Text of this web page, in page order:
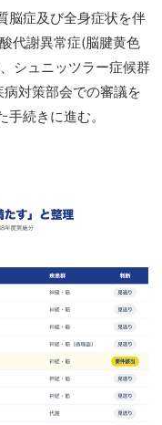
脳症及び全身症状を伴
代謝異常症(脳腱黄色
シュニッツラー症候群
対策部会での審議を
続きに進む。